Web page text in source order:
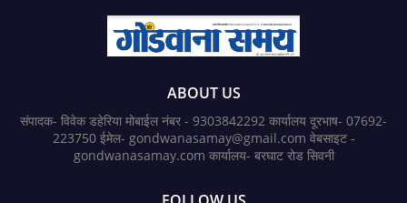
ABOUT US
संपादक- विवेक डहेरिया मोबाईल नंबर - 9303842292 कार्यालय दूरभाष- 07692-
223750 ईमेल- gondwanasamay@gmail.com वेबसाइट -
gondwanasamay.com कार्यालय- बरघाट रोड सिवनी